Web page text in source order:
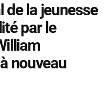
de la jeunesse
par le
nouveau